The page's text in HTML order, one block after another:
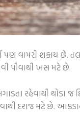
વાપરી શકાય છે.
પીવાથી ખસ મટે છે.
રહેવાથી થોડા
દરાજ મટે છે.